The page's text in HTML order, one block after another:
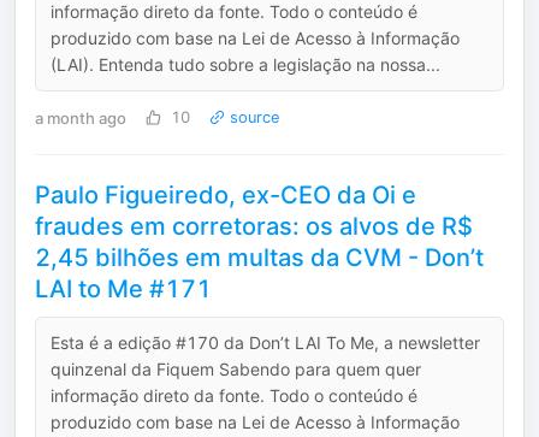
informação direto da fonte. Todo o conteúdo é
produzido com base na Lei de Acesso à Informação
(LAI). Entenda tudo sobre a legislação na nossa...
a month ago 10 source
Paulo Figueiredo, ex-CEO da Oi e
fraudes em corretoras: os alvos de R$
2,45 bilhões em multas da CVM - Don’t
LAI to Me #171
Esta é a edição #170 da Don’t LAI To Me, a newsletter
quinzenal da Fiquem Sabendo para quem quer
informação direto da fonte. Todo o conteúdo é
produzido com base na Lei de Acesso à Informação